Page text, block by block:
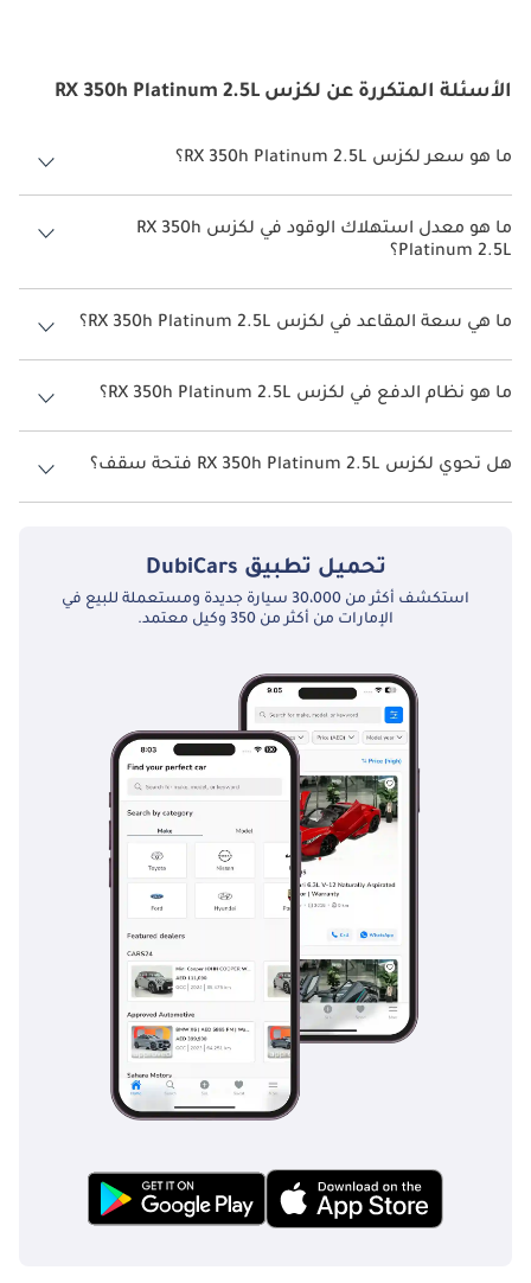
الأسئلة المتكررة عن لكزس RX 350h Platinum 2.5L
ما هو سعر لكزس RX 350h Platinum 2.5L؟
سعر لكزس RX 350h Platinum 2.5L هو درهم 327,000.
ما هو معدل استهلاك الوقود في لكزس RX 350h
Platinum 2.5L؟
يبلغ معدل استهلاك الوقود المقترح من الشركة المصنعة لسيارة لكزس RX
350h 2026 من 16 كم/ليتر - 20 كم/ليتر.
ما هي سعة المقاعد في لكزس RX 350h Platinum 2.5L؟
تتسع لكزس RX 350h Platinum 2.5L لأ 5 أشخاص.
ما هو نظام الدفع في لكزس RX 350h Platinum 2.5L؟
نظام الدفع في لكزس RX 350h Front Wheel Drive Platinum 2.5L.
هل تحوي لكزس RX 350h Platinum 2.5L فتحة سقف؟
نعم توفر لكزس RX 350h Platinum 2.5L فتحة السقف كخيار.
تحميل تطبيق DubiCars
استكشف أكثر من 30،000 سيارة جديدة ومستعملة للبيع في
الإمارات من أكثر من 350 وكيل معتمد.